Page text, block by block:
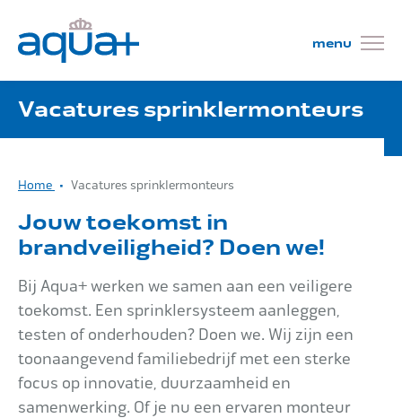
Wat wij doen
Projecten
Mensen
Kom werken!
Vacatures sprinklermonteurs
Home Vacatures sprinklermonteurs
Jouw toekomst in
brandveiligheid? Doen we!
Bij Aqua+ werken we samen aan een veiligere
toekomst. Een sprinklersysteem aanleggen,
testen of onderhouden? Doen we. Wij zijn een
toonaangevend familiebedrijf met een sterke
focus op innovatie, duurzaamheid en
samenwerking. Of je nu een ervaren monteur